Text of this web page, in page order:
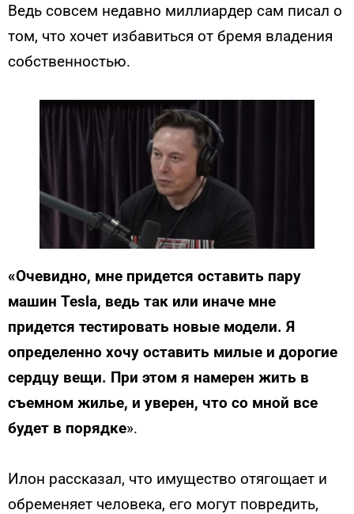
Ведь совсем недавно миллиардер сам писал о
том, что хочет избавиться от бремя владения
собственностью.
«Очевидно, мне придется оставить пару
машин Tesla, ведь так или иначе мне
придется тестировать новые модели. Я
определенно хочу оставить милые и дорогие
сердцу вещи. При этом я намерен жить в
съемном жилье, и уверен, что со мной все
будет в порядке».
Илон рассказал, что имущество отягощает и
обременяет человека, его могут повредить,